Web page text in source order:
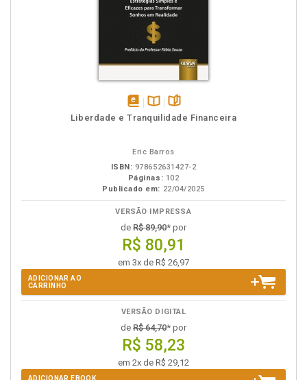
disponível
Disponível
páginas
Liberdade e Tranquilidade Financeira
Eric Barros
ISBN: 978652631427-2
Páginas: 102
Publicado em: 22/04/2025
VERSÃO IMPRESSA
de R$ 89,90* por
R$ 80,91
em 3x de R$ 26,97
ADICIONAR AO
CARRINHO
VERSÃO DIGITAL
de R$ 64,70* por
R$ 58,23
em 2x de R$ 29,12
ADICIONAR EBOOK